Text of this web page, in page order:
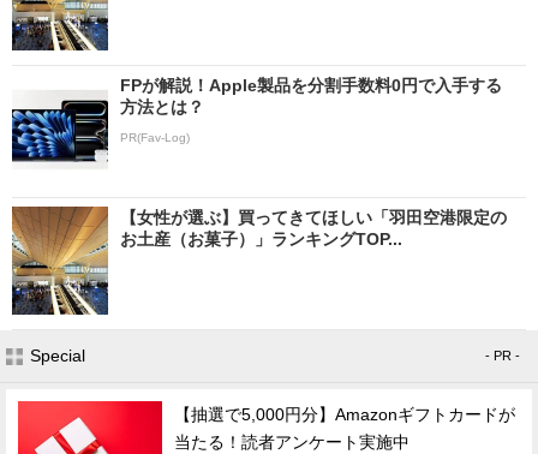
FPが解説！Apple製品を分割手数料0円で入手する
方法とは？
PR(Fav-Log)
【女性が選ぶ】買ってきてほしい「羽田空港限定の
お土産（お菓子）」ランキングTOP...
Special - PR -
【抽選で5,000円分】Amazonギフトカードが
当たる！読者アンケート実施中